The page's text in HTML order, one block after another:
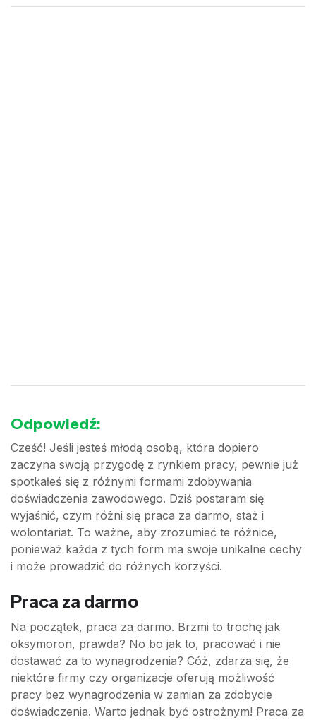
Odpowiedź:
Cześć! Jeśli jesteś młodą osobą, która dopiero
zaczyna swoją przygodę z rynkiem pracy, pewnie już
spotkałeś się z różnymi formami zdobywania
doświadczenia zawodowego. Dziś postaram się
wyjaśnić, czym różni się praca za darmo, staż i
wolontariat. To ważne, aby zrozumieć te różnice,
ponieważ każda z tych form ma swoje unikalne cechy
i może prowadzić do różnych korzyści.
Praca za darmo
Na początek, praca za darmo. Brzmi to trochę jak
oksymoron, prawda? No bo jak to, pracować i nie
dostawać za to wynagrodzenia? Cóż, zdarza się, że
niektóre firmy czy organizacje oferują możliwość
pracy bez wynagrodzenia w zamian za zdobycie
doświadczenia. Warto jednak być ostrożnym! Praca za